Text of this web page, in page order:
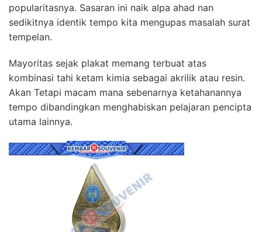
popularitasnya. Sasaran ini naik alpa ahad nan
sedikitnya identik tempo kita mengupas masalah surat
tempelan.
Mayoritas sejak plakat memang terbuat atas
kombinasi tahi ketam kimia sebagai akrilik atau resin.
Akan Tetapi macam mana sebenarnya ketahanannya
tempo dibandingkan menghabiskan pelajaran pencipta
utama lainnya.